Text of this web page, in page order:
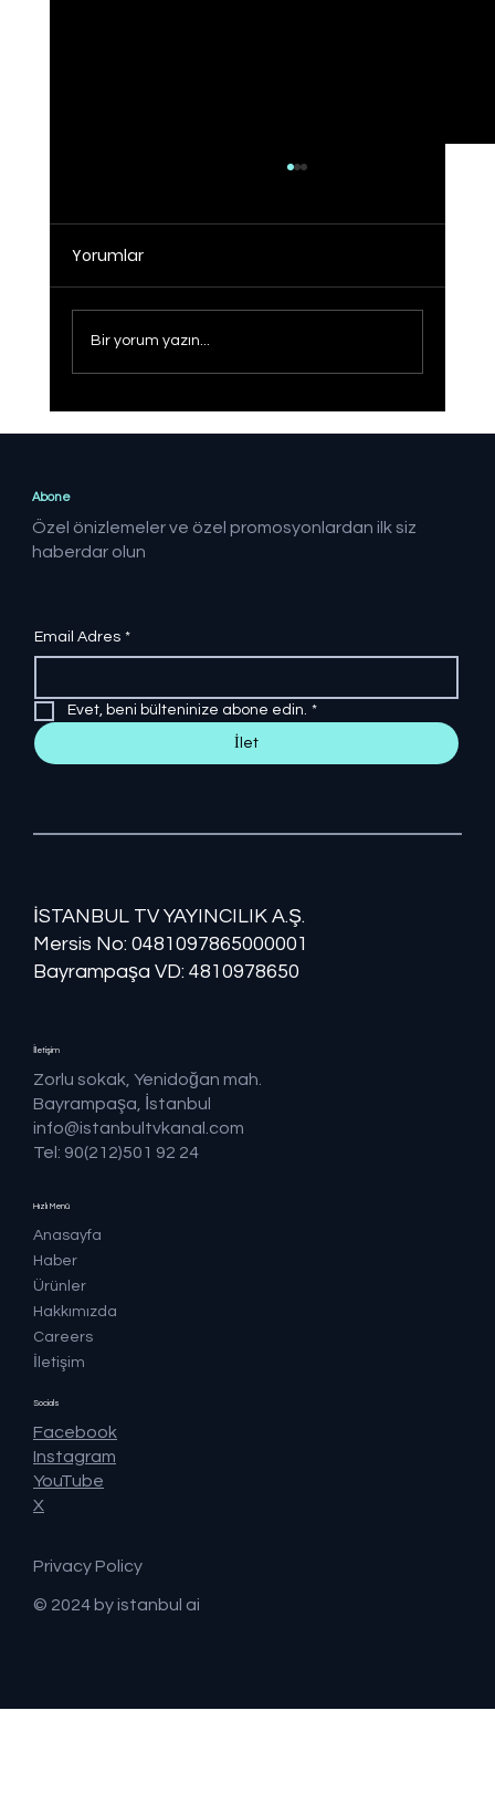
Yorumlar
Bir yorum yazın...
Abone
Özel önizlemeler ve özel promosyonlardan ilk siz
haberdar olun
Email Adres *
Evet, beni bülteninize abone edin. *
İlet
İSTANBUL TV YAYINCILIK A.Ş.
Mersis No: ​​0481097865000001
Bayrampaşa VD: 4810978650
Hızlı Menü
Anasayfa
Haber
Ürünler
Hakkımızda
Careers
İletişim
İletişim
Zorlu sokak, Yenidoğan mah.
Bayrampaşa, İstanbul
info@istanbultvkanal.com
Tel: 90(212)501 92 24
Socials
Facebook
Instagram
YouTube
X
© 2024 by istanbul ai
Privacy Policy